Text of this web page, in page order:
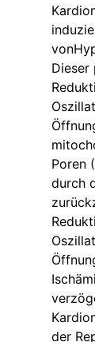
Poren
durch
der